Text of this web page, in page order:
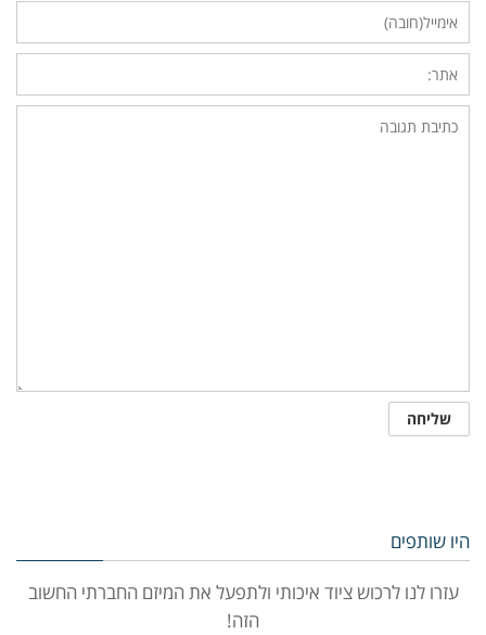
היו שותפים
עזרו לנו לרכוש ציוד איכותי ולתפעל את המיזם החברתי החשוב
הזה!